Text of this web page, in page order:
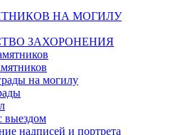
НА МОГИЛУ
ЗАХОРОНЕНИЯ
на могилу
выездом
надписей и портрета